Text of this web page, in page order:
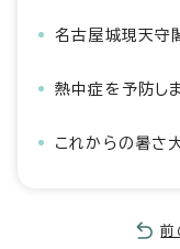
名古屋城現天守
熱中症を予防し
これからの暑さ
前